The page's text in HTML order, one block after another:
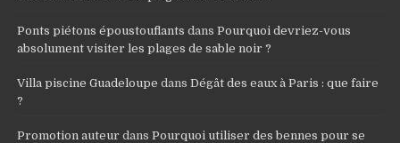
Ponts piétons époustouflants dansPourquoi devriez-vous
absolument visiter les plages de sable noir ?
Villa piscine Guadeloupe dansDégât des eaux à Paris : que faire
?
Promotion auteur dansPourquoi utiliser des bennes pour se